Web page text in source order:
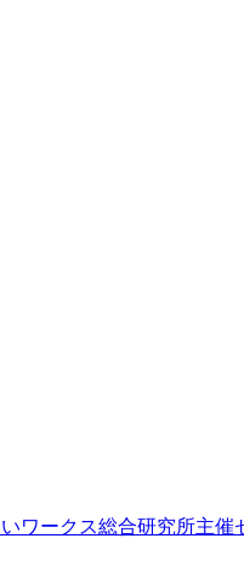
ワークス総合研究所主